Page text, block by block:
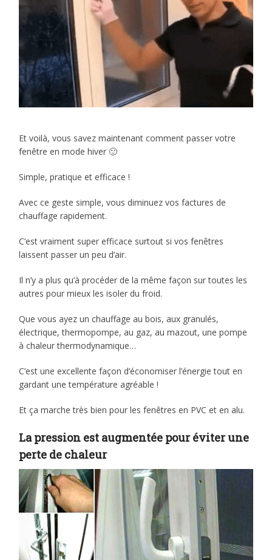
Et voilà, vous savez maintenant comment passer votre
fenêtre en mode hiver 🙂
Simple, pratique et efficace !
Avec ce geste simple, vous diminuez vos factures de
chauffage rapidement.
C’est vraiment super efficace surtout si vos fenêtres
laissent passer un peu d’air.
Il n’y a plus qu’à procéder de la même façon sur toutes les
autres pour mieux les isoler du froid.
Que vous ayez un chauffage au bois, aux granulés,
électrique, thermopompe, au gaz, au mazout, une pompe
à chaleur thermodynamique…
C’est une excellente façon d’économiser l’énergie tout en
gardant une température agréable !
Et ça marche très bien pour les fenêtres en PVC et en alu.
La pression est augmentée pour éviter une
perte de chaleur